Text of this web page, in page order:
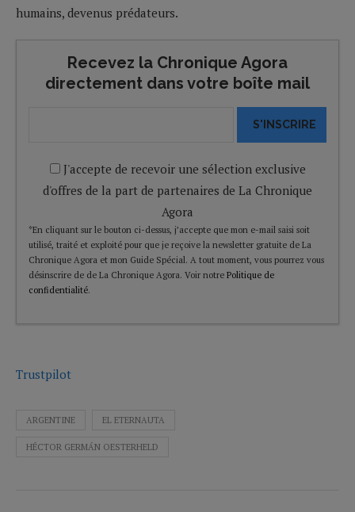
humains, devenus prédateurs.
Recevez la Chronique Agora
directement dans votre boîte mail
S'INSCRIRE
J'accepte de recevoir une sélection exclusive
d'offres de la part de partenaires de La Chronique
Agora
*En cliquant sur le bouton ci-dessus, j’accepte que mon e-mail saisi soit
utilisé, traité et exploité pour que je reçoive la newsletter gratuite de La
Chronique Agora et mon Guide Spécial. A tout moment, vous pourrez vous
désinscrire de de La Chronique Agora. Voir notre Politique de
confidentialité.
Trustpilot
ARGENTINE EL ETERNAUTA
HÉCTOR GERMÁN OESTERHELD